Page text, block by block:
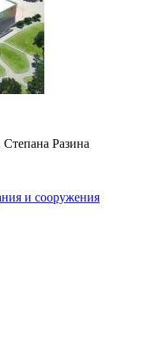
Разина
и сооружения